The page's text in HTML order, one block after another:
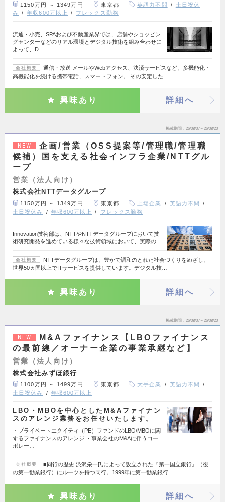
1150万円 ～ 1349万円 東京都 英語力不問
土日祝休
み
年収600万以上 フレックス勤務
流通・小売、SPAおよび不動産業界では、店舗やショッピン
グセンターなどのリアル環境とデジタル技術を組み合わせに
よって、D…
会社概要
通信・放送 メールやWebアクセス、決済サービスなど、多機能化・
高機能化を続ける携帯電話、スマートフォン。 その安定した…
興味あり 詳細へ
掲載期間 26/08/07～26/08/20
NEW
企画/営業（OSS提案等/管理職/管理職
候補）国を支える社会インフラ企業/NTTグル
ープ
営業（法人向け）
株式会社NTTデータグループ
1150万円 ～ 1349万円 東京都 上場企業
英語力不問
土日祝休み
年収600万以上 フレックス勤務
Innovation技術部は、NTTやNTTデータグループにおいて技
術研究開発を進めている様々な技術領域において、実際の…
会社概要
NTTデータグループは、豊かで調和のとれた社会づくりをめざし、
世界50ヵ国以上でITサービスを提供しています。デジタル技…
興味あり 詳細へ
掲載期間 26/08/07～26/08/20
NEW
M&Aファイナンス【LBOファイナンス
の最前線／オーナー企業の事業承継など】
営業（法人向け）
株式会社みずほ銀行
1100万円 ～ 1499万円 東京都 大手企業
英語力不問
土日祝休み
年収600万以上
LBO・MBOを中心としたM&Aファイナン
スのアレンジ業務をお任せいたします。
・プライベートエクイティ（PE）ファンドのLBO/MBOに関
するファイナンスのアレンジ ・事業会社のM&Aに伴うコー
ポレー…
会社概要
■同行の歴史 渋沢栄一氏によって設立された『第一国立銀行』（後
の第一勧業銀行）にルーツを持つ同行。1999年に第一勧業銀行…
興味あり 詳細へ